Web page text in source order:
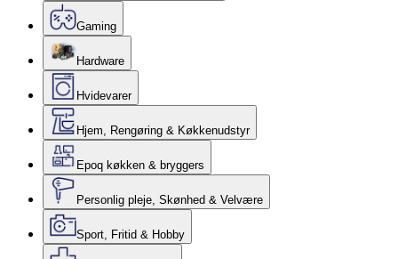
Gaming
Hardware
Hvidevarer
Hjem, Rengøring & Køkkenudstyr
Epoq køkken & bryggers
Personlig pleje, Skønhed & Velvære
Sport, Fritid & Hobby